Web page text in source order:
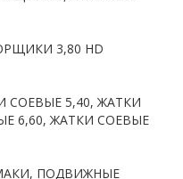
3,80 HD
СОЕВЫЕ 5,40, ЖАТКИ
6,60, ЖАТКИ СОЕВЫЕ
ПОДВИЖНЫЕ